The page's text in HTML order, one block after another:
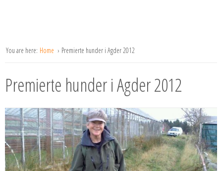
You are here: Home Premierte hunder i Agder 2012
Premierte hunder i Agder 2012